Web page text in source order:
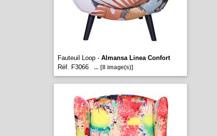
Fauteuil Loop - Almansa Linea Confort
Réf. F3066
... [8 image(s)]